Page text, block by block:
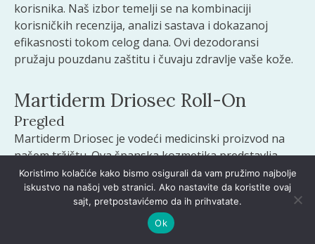
korisnika. Naš izbor temelji se na kombinaciji
korisničkih recenzija, analizi sastava i dokazanoj
efikasnosti tokom celog dana. Ovi dezodoransi
pružaju pouzdanu zaštitu i čuvaju zdravlje vaše kože.
Martiderm Driosec Roll-On
Pregled
Martiderm Driosec je vodeći medicinski proizvod na
našem tržištu. Ova španska kozmetika predstavlja
jedinstvenu kombinaciju antiperspiranta i
dezodoransa.
Koristimo kolačiće kako bismo osigurali da vam pružimo najbolje
iskustvo na našoj veb stranici. Ako nastavite da koristite ovaj
sajt, pretpostavićemo da ih prihvatate.
Ok